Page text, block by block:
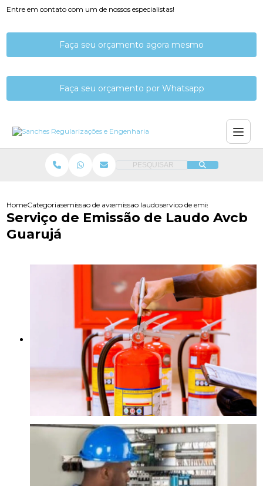
Entre em contato com um de nossos especialistas!
Faça seu orçamento agora mesmo
Faça seu orçamento por Whatsapp
PESQUISAR
HomeCategoriasemissao de avcbemissao laudo de avcbservico de emissao de laudo
Serviço de Emissão de Laudo Avcb
Guarujá